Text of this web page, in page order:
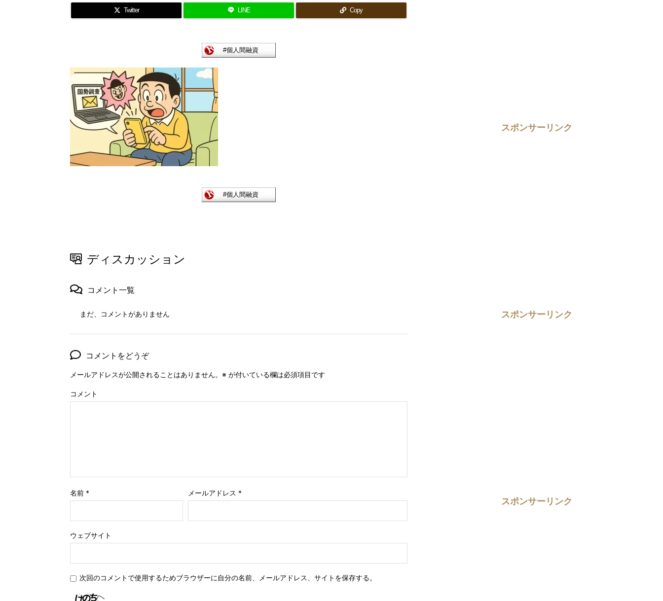
Twitter LINE Copy
ディスカッション
コメント一覧
まだ、コメントがありません
コメントをどうぞ
メールアドレスが公開されることはありません。 ※ が付いている欄は必須項目です
コメント
名前 * メールアドレス *
ウェブサイト
次回のコメントで使用するためブラウザーに自分の名前、メールアドレス、サイトを保存する。
スポンサーリンク
スポンサーリンク
スポンサーリンク